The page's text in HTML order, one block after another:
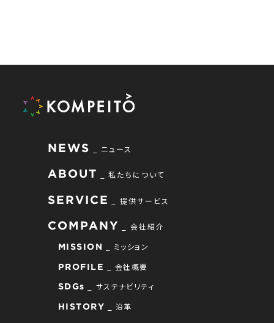
NEWS ニュース
ABOUT 私たちについて
SERVICE 提供サービス
COMPANY 会社紹介
MISSION ミッション
PROFILE 会社概要
SDGs サステナビリティ
HISTORY 沿革